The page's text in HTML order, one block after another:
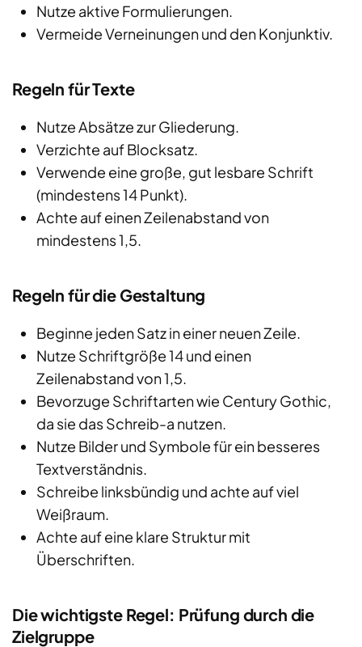
Nutze aktive Formulierungen.
Vermeide Verneinungen und den Konjunktiv.
Regeln für Texte
Nutze Absätze zur Gliederung.
Verzichte auf Blocksatz.
Verwende eine große, gut lesbare Schrift
(mindestens 14 Punkt).
Achte auf einen Zeilenabstand von
mindestens 1,5.
Regeln für die Gestaltung
Beginne jeden Satz in einer neuen Zeile.
Nutze Schriftgröße 14 und einen
Zeilenabstand von 1,5.
Bevorzuge Schriftarten wie Century Gothic,
da sie das Schreib-a nutzen.
Nutze Bilder und Symbole für ein besseres
Textverständnis.
Schreibe linksbündig und achte auf viel
Weißraum.
Achte auf eine klare Struktur mit
Überschriften.
Die wichtigste Regel: Prüfung durch die
Zielgruppe